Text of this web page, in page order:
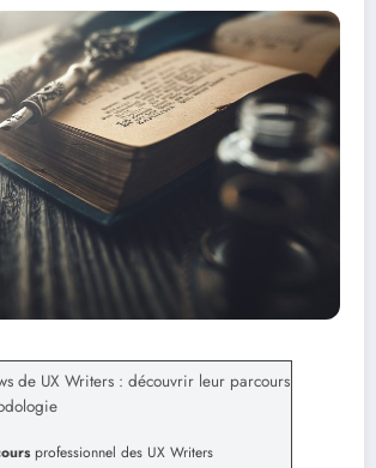
de UX Writers : découvrir leur parcours
professionnel des UX Writers